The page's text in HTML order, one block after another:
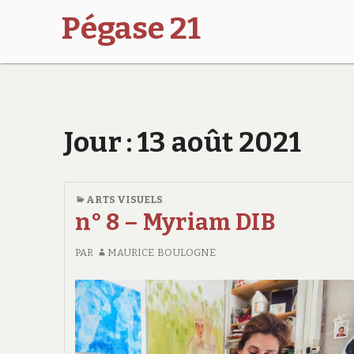
Pégase 21
Jour :13 août 2021
ARTS VISUELS
n° 8 – Myriam DIB
PAR MAURICE BOULOGNE